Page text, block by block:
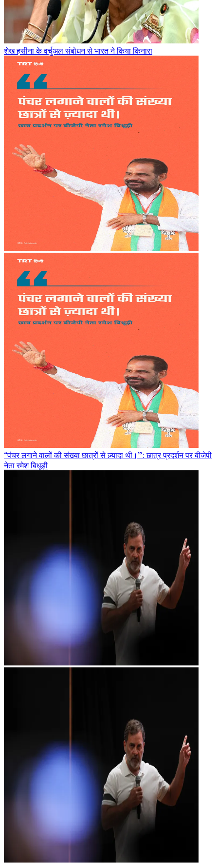
शेख हसीना के वर्चुअल संबोधन से भारत ने किया किनारा
“पंचर लगाने वालों की संख्या छात्रों से ज़्यादा थी।”: छात्र प्रदर्शन पर बीजेपी
नेता रमेश बिधूड़ी